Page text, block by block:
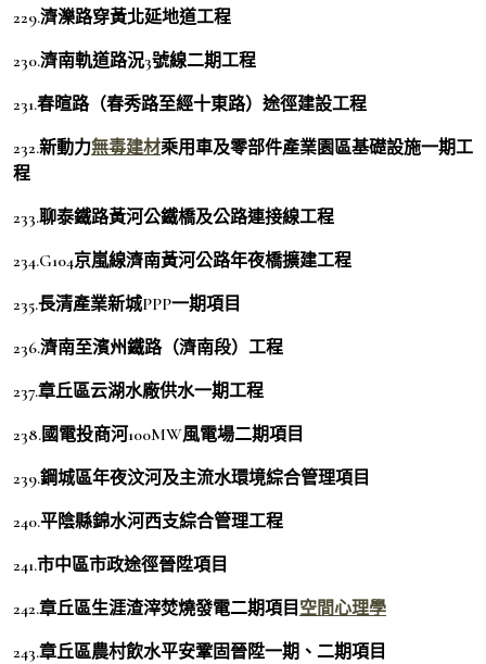
229.濟濼路穿黃北延地道工程
230.濟南軌道路況3號線二期工程
231.春暄路（春秀路至經十東路）途徑建設工程
232.新動力無毒建材乘用車及零部件產業園區基礎設施一期工
程
233.聊泰鐵路黃河公鐵橋及公路連接線工程
234.G104京嵐線濟南黃河公路年夜橋擴建工程
235.長清產業新城PPP一期項目
236.濟南至濱州鐵路（濟南段）工程
237.章丘區云湖水廠供水一期工程
238.國電投商河100MW風電場二期項目
239.鋼城區年夜汶河及主流水環境綜合管理項目
240.平陰縣錦水河西支綜合管理工程
241.市中區市政途徑晉陞項目
242.章丘區生涯渣滓焚燒發電二期項目 空間心理學
243.章丘區農村飲水平安鞏固晉陞一期、二期項目